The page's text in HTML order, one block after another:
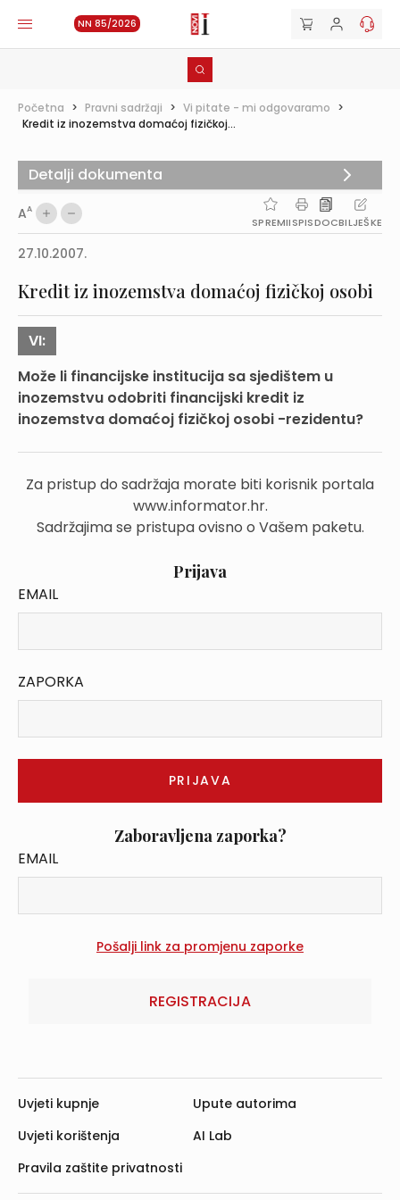
NN 85/2026
Početna > Pravni sadržaji > Vi pitate - mi odgovaramo >
Kredit iz inozemstva domaćoj fizičkoj...
AA
SPREMIISPISDOCBILJEŠKE
27.10.2007.
Kredit iz inozemstva domaćoj fizičkoj osobi
VI:
Može li financijske institucija sa sjedištem u
inozemstvu odobriti financijski kredit iz
inozemstva domaćoj fizičkoj osobi -rezidentu?
Za pristup do sadržaja morate biti korisnik portala
www.informator.hr.
Sadržajima se pristupa ovisno o Vašem paketu.
Prijava
EMAIL
ZAPORKA
Zaboravljena zaporka?
EMAIL
REGISTRACIJA
Detalji dokumenta
Uvjeti kupnje
Uvjeti korištenja
Pravila zaštite privatnosti
Upute autorima
AI Lab